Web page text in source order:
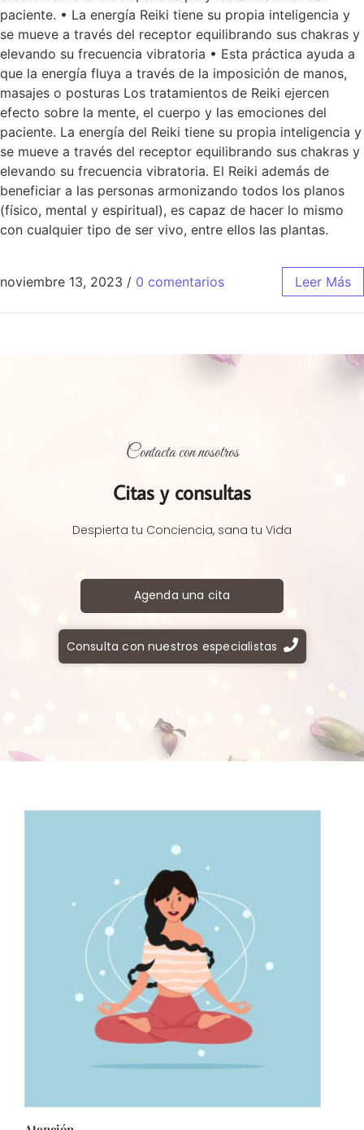
paciente. • La energía Reiki tiene su propia inteligencia y
se mueve a través del receptor equilibrando sus chakras y
elevando su frecuencia vibratoria • Esta práctica ayuda a
que la energía fluya a través de la imposición de manos,
masajes o posturas Los tratamientos de Reiki ejercen
efecto sobre la mente, el cuerpo y las emociones del
paciente. La energía del Reiki tiene su propia inteligencia y
se mueve a través del receptor equilibrando sus chakras y
elevando su frecuencia vibratoria. El Reiki además de
beneficiar a las personas armonizando todos los planos
(físico, mental y espiritual), es capaz de hacer lo mismo
con cualquier tipo de ser vivo, entre ellos las plantas.
noviembre 13, 2023 / 0 comentarios Leer Más
Contacta con nosotros
Citas y consultas
Despierta tu Conciencia, sana tu Vida
Agenda una cita
Consulta con nuestros especialistas